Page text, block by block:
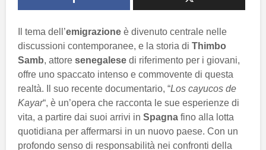
Il tema dell’emigrazione è divenuto centrale nelle
discussioni contemporanee, e la storia di Thimbo
Samb, attore senegalese di riferimento per i giovani,
offre uno spaccato intenso e commovente di questa
realtà. Il suo recente documentario, “Los cayucos de
Kayar“, è un’opera che racconta le sue esperienze di
vita, a partire dai suoi arrivi in Spagna fino alla lotta
quotidiana per affermarsi in un nuovo paese. Con un
profondo senso di responsabilità nei confronti della